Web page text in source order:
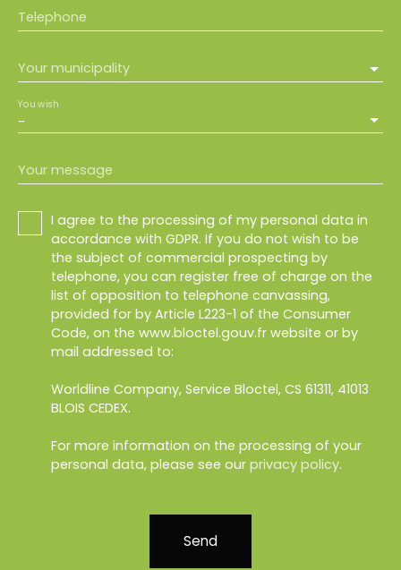
Telephone
Your municipality
-
You wish
Your message
I agree to the processing of my personal data in
accordance with GDPR. If you do not wish to be
the subject of commercial prospecting by
telephone, you can register free of charge on the
list of opposition to telephone canvassing,
provided for by Article L223-1 of the Consumer
Code, on the www.bloctel.gouv.fr website or by
mail addressed to:
Worldline Company, Service Bloctel, CS 61311, 41013
BLOIS CEDEX.
For more information on the processing of your
personal data, please see our privacy policy.
Send